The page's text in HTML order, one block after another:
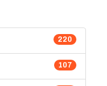
220
107